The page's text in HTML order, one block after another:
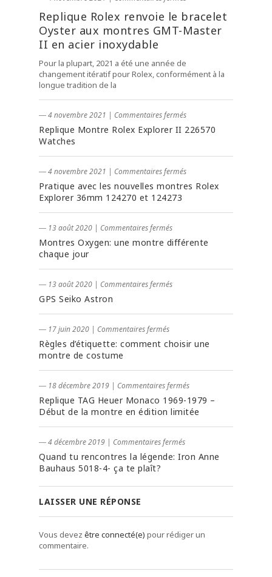
Replique Rolex renvoie le bracelet
Oyster aux montres GMT-Master
II en acier inoxydable
Pour la plupart, 2021 a été une année de
changement itératif pour Rolex, conformément à la
longue tradition de la
― 4 novembre 2021 | Commentaires fermés
Replique Montre Rolex Explorer II 226570
Watches
― 4 novembre 2021 | Commentaires fermés
Pratique avec les nouvelles montres Rolex
Explorer 36mm 124270 et 124273
― 13 août 2020 | Commentaires fermés
Montres Oxygen: une montre différente
chaque jour
― 13 août 2020 | Commentaires fermés
GPS Seiko Astron
― 17 juin 2020 | Commentaires fermés
Règles d’étiquette: comment choisir une
montre de costume
― 18 décembre 2019 | Commentaires fermés
Replique TAG Heuer Monaco 1969-1979 –
Début de la montre en édition limitée
― 4 décembre 2019 | Commentaires fermés
Quand tu rencontres la légende: Iron Anne
Bauhaus 5018-4- ça te plaît?
LAISSER UNE RÉPONSE
Vous devez être connecté(e) pour rédiger un
commentaire.